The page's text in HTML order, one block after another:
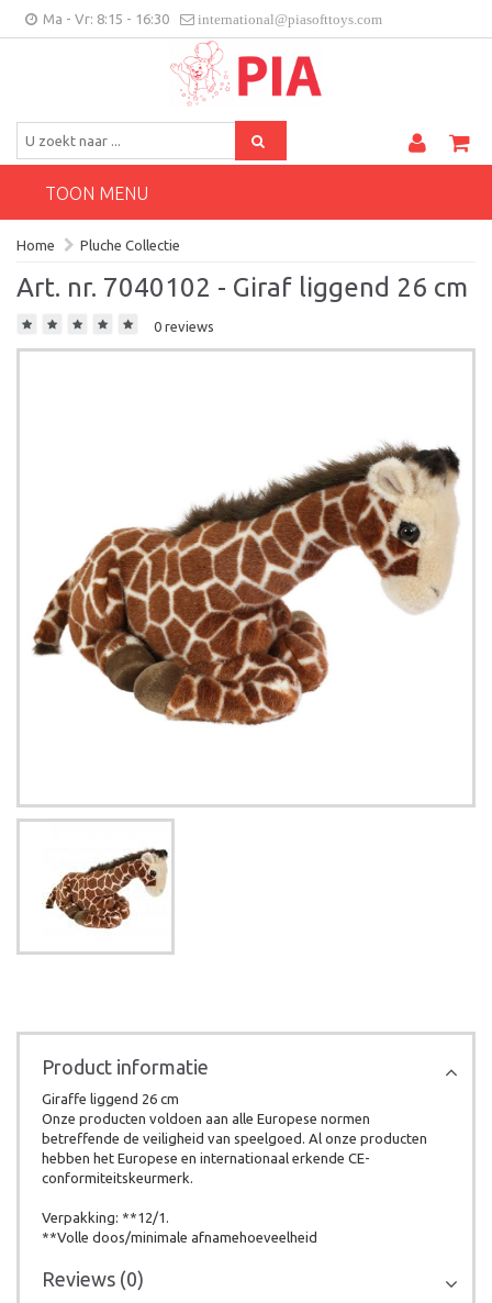
Ma - Vr: 8:15 - 16:30 international@piasofttoys.com
Klantenfeedback
BE/NL
TOON MENU
Home Pluche Collectie
Art. nr. 7040102 - Giraf liggend 26 cm
0 reviews
Product informatie
Giraffe liggend 26 cm
Onze producten voldoen aan alle Europese normen
betreffende de veiligheid van speelgoed. Al onze producten
hebben het Europese en internationaal erkende CE-
conformiteitskeurmerk.
Verpakking: **12/1.
**Volle doos/minimale afnamehoeveelheid
Reviews (0)